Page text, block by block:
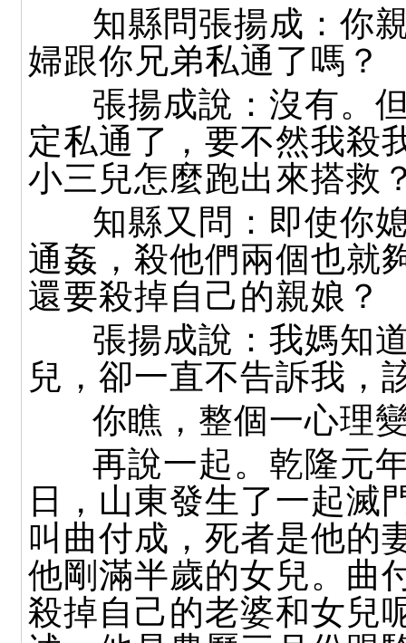
知縣問張揚成：你
婦跟你兄弟私通了嗎？
張揚成說：沒有。
定私通了，要不然我殺
小三兒怎麼跑出來搭救
知縣又問：即使你
通姦，殺他們兩個也就
還要殺掉自己的親娘？
張揚成說：我媽知
兒，卻一直不告訴我，
你瞧，整個一心理
再說一起。乾隆元
日，山東發生了一起滅
叫曲付成，死者是他的
他剛滿半歲的女兒。曲
殺掉自己的老婆和女兒